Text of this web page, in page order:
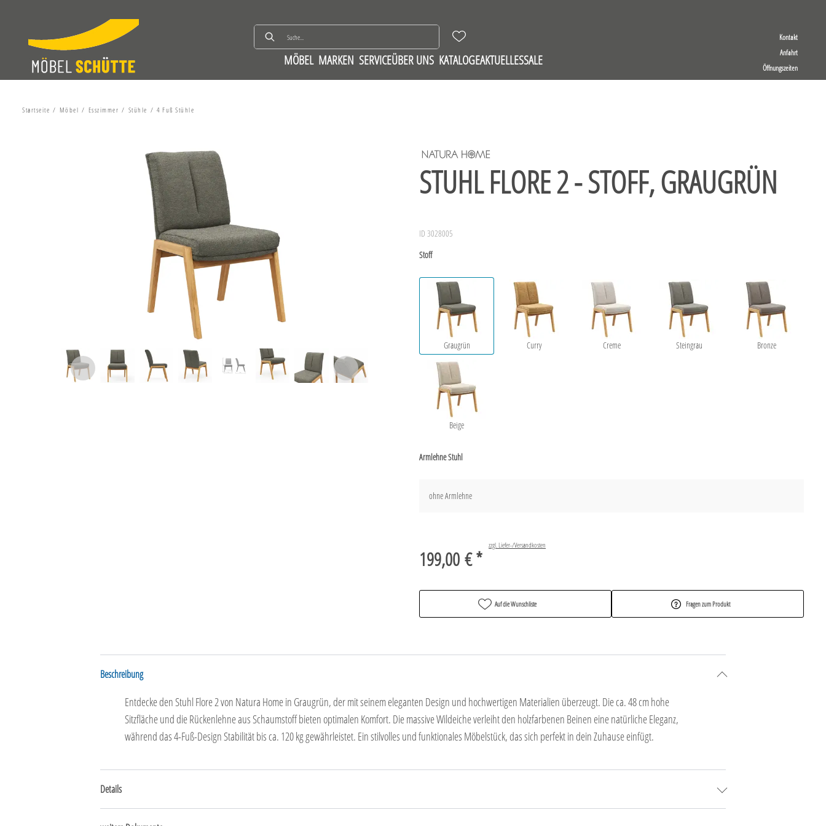
Kontakt
Anfahrt
Öffnungszeiten
MÖBEL MARKEN SERVICEÜBER UNS KATALOGEAKTUELLESSALE
Startseite Möbel Esszimmer Stühle 4 Fuß Stühle
STUHL FLORE 2 - STOFF, GRAUGRÜN
ID 3028005
Stoff
Graugrün Curry Creme Steingrau Bronze
Beige
Armlehne Stuhl
ohne Armlehne
199,00 € *
zzgl. Liefer-/Versandkosten
Auf die Wunschliste Fragen zum Produkt
Beschreibung
Entdecke den Stuhl Flore 2 von Natura Home in Graugrün, der mit seinem eleganten Design und hochwertigen Materialien überzeugt. Die ca. 48 cm hohe
Sitzfläche und die Rückenlehne aus Schaumstoff bieten optimalen Komfort. Die massive Wildeiche verleiht den holzfarbenen Beinen eine natürliche Eleganz,
während das 4-Fuß-Design Stabilität bis ca. 120 kg gewährleistet. Ein stilvolles und funktionales Möbelstück, das sich perfekt in dein Zuhause einfügt.
Details